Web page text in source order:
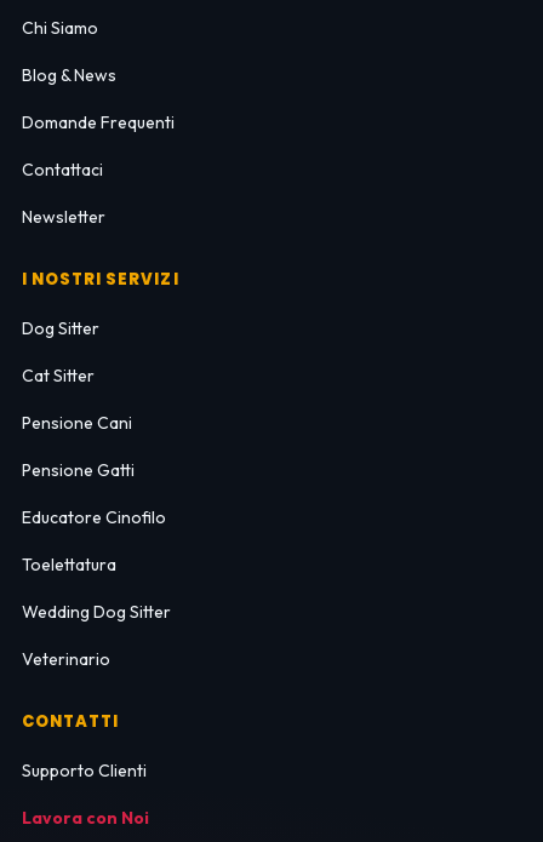
Chi Siamo
Blog & News
Domande Frequenti
Contattaci
Newsletter
I NOSTRI SERVIZI
Dog Sitter
Cat Sitter
Pensione Cani
Pensione Gatti
Educatore Cinofilo
Toelettatura
Wedding Dog Sitter
Veterinario
CONTATTI
Supporto Clienti
Lavora con Noi